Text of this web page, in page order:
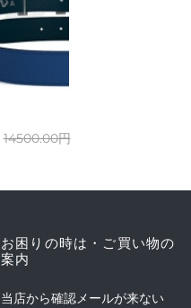
14500.00円
お困りの時は・ご買い物の
案内
当店から確認メールが来ない